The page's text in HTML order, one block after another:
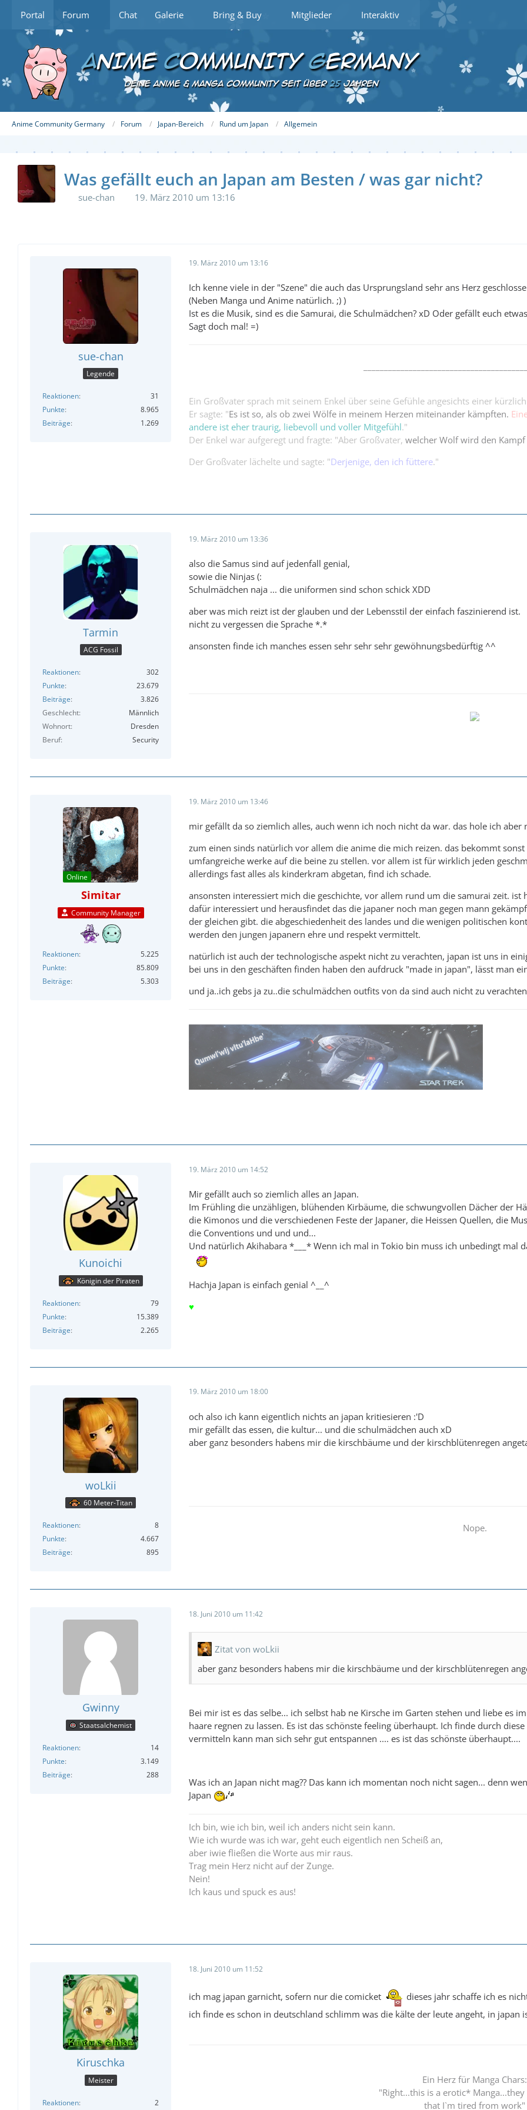
Portal Forum Chat Galerie Bring & Buy Mitglieder Interaktiv
Anime Community Germany Forum Japan-Bereich Rund um Japan Allgemein
Was gefällt euch an Japan am Besten / was gar nicht?
sue-chan 19. März 2010 um 13:16
sue-chan
Legende
Reaktionen
31
Punkte
8.965
Beiträge
1.269
19. März 2010 um 13:16
Ich kenne viele in der "Szene" die auch das Ursprungsland sehr ans Herz
(Neben Manga und Anime natürlich. ;) )
Ist es die Musik, sind es die Samurai, die Schulmädchen? xD Oder gefällt euch
Sagt doch mal! =)
Ein Großvater sprach mit seinem Enkel über seine Gefühle angesichts einer
Er sagte: "Es ist so, als ob zwei Wölfe in meinem Herzen miteinander kämpften.
andere ist eher traurig, liebevoll und voller Mitgefühl."
Der Enkel war aufgeregt und fragte: "Aber Großvater, welcher Wolf wird den
Der Großvater lächelte und sagte: "Derjenige, den ich füttere."
Tarmin
ACG Fossil
Reaktionen
302
Punkte
23.679
Beiträge
3.826
Geschlecht
Männlich
Wohnort
Dresden
Beruf
Security
19. März 2010 um 13:36
also die Samus sind auf jedenfall genial,
sowie die Ninjas (:
Schulmädchen naja ... die uniformen sind schon schick XDD
aber was mich reizt ist der glauben und der Lebensstil der einfach faszinierend ist.
nicht zu vergessen die Sprache *.*
ansonsten finde ich manches essen sehr sehr sehr gewöhnungsbedürftig ^^
Online
Simitar
Community Manager
Reaktionen
5.225
Punkte
85.809
Beiträge
5.303
19. März 2010 um 13:46
mir gefällt da so ziemlich alles, auch wenn ich noch nicht da war. das hole ich
zum einen sinds natürlich vor allem die anime die mich reizen. das bekommt
umfangreiche werke auf die beine zu stellen. vor allem ist für wirklich jeden
allerdings fast alles als kinderkram abgetan, find ich schade.
ansonsten interessiert mich die geschichte, vor allem rund um die samurai zeit.
dafür interessiert und herausfindet das die japaner noch man gegen mann
der gleichen gibt. die abgeschiedenheit des landes und die wenigen politischen
werden den jungen japanern ehre und respekt vermittelt.
natürlich ist auch der technologische aspekt nicht zu verachten, japan ist uns in
bei uns in den geschäften finden haben den aufdruck "made in japan", lässt man
und ja..ich gebs ja zu..die schulmädchen outfits von da sind auch nicht zu
Kunoichi
Königin der Piraten
Reaktionen
79
Punkte
15.389
Beiträge
2.265
19. März 2010 um 14:52
Mir gefällt auch so ziemlich alles an Japan.
Im Frühling die unzähligen, blühenden Kirbäume, die schwungvollen Dächer der
die Kimonos und die verschiedenen Feste der Japaner, die Heissen Quellen, die
die Conventions und und und...
Und natürlich Akihabara *___* Wenn ich mal in Tokio bin muss ich unbedingt mal
Hachja Japan is einfach genial ^__^
♥
woLkii
60 Meter-Titan
Reaktionen
8
Punkte
4.667
Beiträge
895
19. März 2010 um 18:00
och also ich kann eigentlich nichts an japan kritiesieren :'D
mir gefällt das essen, die kultur... und die schulmädchen auch xD
aber ganz besonders habens mir die kirschbäume und der kirschblütenregen
Nope.
Gwinny
Staatsalchemist
Reaktionen
14
Punkte
3.149
Beiträge
288
18. Juni 2010 um 11:42
Zitat von woLkii
aber ganz besonders habens mir die kirschbäume und der kirschblütenregen
Bei mir ist es das selbe... ich selbst hab ne Kirsche im Garten stehen und liebe es
haare regnen zu lassen. Es ist das schönste feeling überhaupt. Ich finde durch
vermitteln kann man sich sehr gut entspannen .... es ist das schönste überhaupt....
Was ich an Japan nicht mag?? Das kann ich momentan noch nicht sagen... denn
Japan
Ich bin, wie ich bin, weil ich anders nicht sein kann.
Wie ich wurde was ich war, geht euch eigentlich nen Scheiß an,
aber iwie fließen die Worte aus mir raus.
Trag mein Herz nicht auf der Zunge.
Nein!
Ich kaus und spuck es aus!
Kiruschka
Meister
Reaktionen 2
18. Juni 2010 um 11:52
ich mag japan garnicht, sofern nur die comicket
dieses jahr schaffe ich es
ich finde es schon in deutschland schlimm was die kälte der leute angeht, in japan
Ein Herz für Manga Chars:
"Right...this is a erotic* Manga...they
that I`m tired from work"